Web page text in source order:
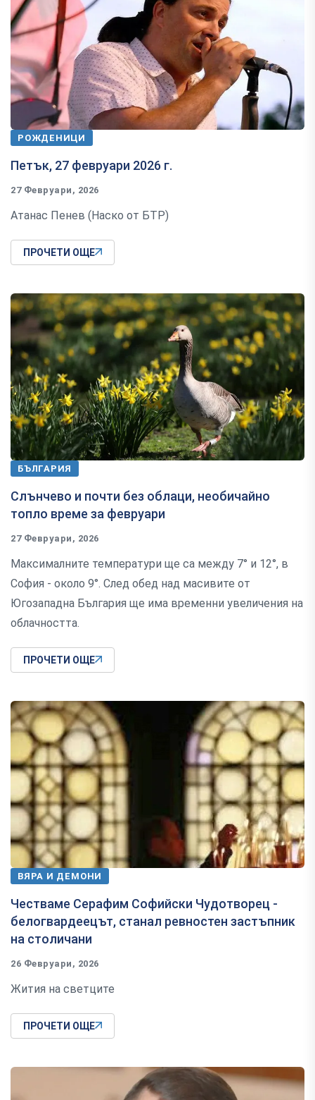
РОЖДЕНИЦИ
Петък, 27 февруари 2026 г.
27 Февруари, 2026
Атанас Пенев (Наско от БТР)
ПРОЧЕТИ ОЩЕ
БЪЛГАРИЯ
Слънчево и почти без облаци, необичайно
топло време за февруари
27 Февруари, 2026
Максималните температури ще са между 7° и 12°, в
София - около 9°. След обед над масивите от
Югозападна България ще има временни увеличения на
облачността.
ПРОЧЕТИ ОЩЕ
ВЯРА И ДЕМОНИ
Честваме Серафим Софийски Чудотворец -
белогвардеецът, станал ревностен застъпник
на столичани
26 Февруари, 2026
Жития на светците
ПРОЧЕТИ ОЩЕ